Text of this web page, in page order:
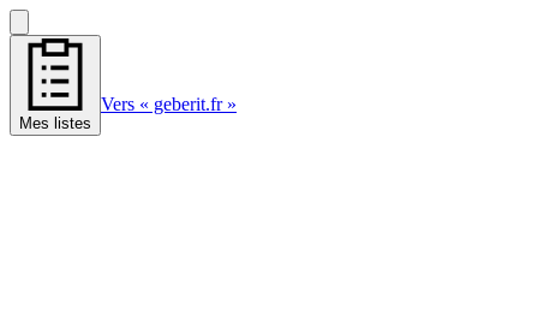
Mes listes
Vers « geberit.fr »